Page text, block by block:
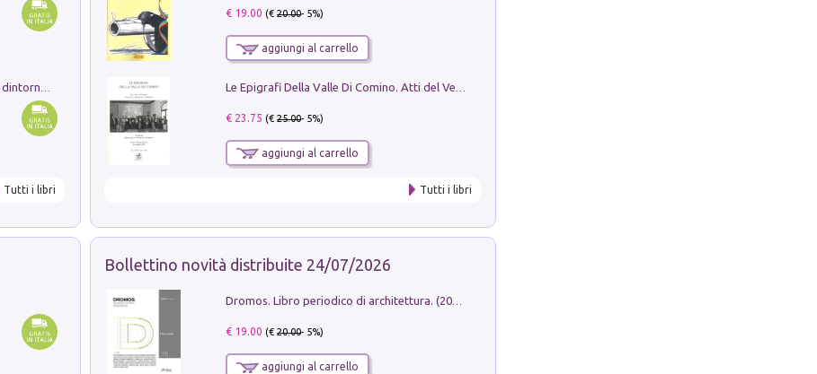
Tutti i libri
€ 19.00 (€20.00- 5%)
aggiungi al carrello
€ 23.75 (€25.00- 5%)
aggiungi al carrello
Tutti i libri
Bollettino novità distribuite 24/07/2026
€ 19.00 (€20.00- 5%)
aggiungi al carrello